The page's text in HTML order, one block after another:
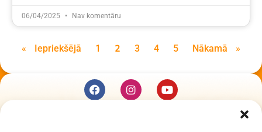
06/04/2025 Nav komentāru
« Iepriekšējā 1 2 3 4 5 Nākamā »